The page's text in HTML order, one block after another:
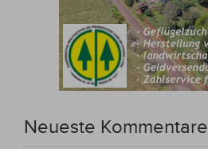
Neueste Kommentare